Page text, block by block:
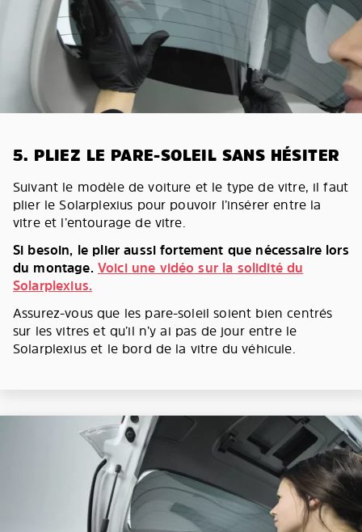
5. PLIEZ LE PARE-SOLEIL SANS HÉSITER
Suivant le modèle de voiture et le type de vitre, il faut
plier le Solarplexius pour pouvoir l’insérer entre la
vitre et l’entourage de vitre.
Si besoin, le plier aussi fortement que nécessaire lors
du montage. Voici une vidéo sur la solidité du
Solarplexius.
Assurez-vous que les pare-soleil soient bien centrés
sur les vitres et qu’il n’y ai pas de jour entre le
Solarplexius et le bord de la vitre du véhicule.